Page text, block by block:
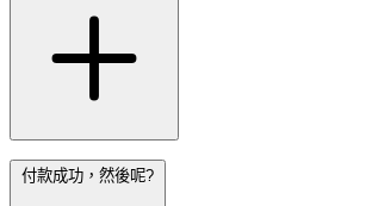
付款成功，然後呢?